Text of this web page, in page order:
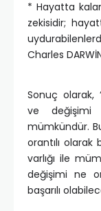
* Hayatta
zekisidir;
Charles
Sonuç olarak,
ve değişimi
mümkündür.
orantılı
varlığı ile
değişimi ne
başarılı